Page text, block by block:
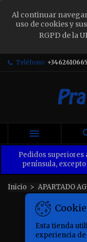
Al continuar
uso de cookies y
RGPD de la
Teléfono:

Pedidos superiores
península,
Inicio APARTADO
Esta tienda
experiencia
Sign in
You need to be
wish list.